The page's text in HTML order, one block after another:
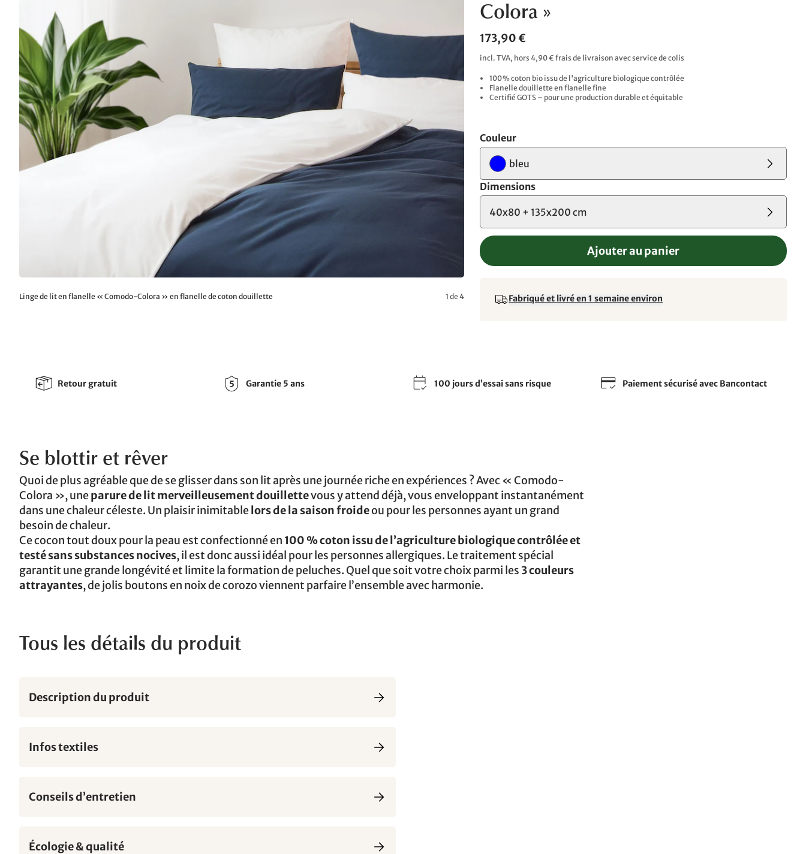
Linge de lit en flanelle « Comodo-Colora » en flanelle de coton douillette 1 de 4
Colora »
173,90 €
incl. TVA, hors 4,90 € frais de livraison avec service de colis
100 % coton bio issu de l'agriculture biologique contrôlée
Flanelle douillette en flanelle fine
Certifié GOTS – pour une production durable et équitable
Couleur
bleu
Dimensions
40x80 + 135x200 cm
Ajouter au panier
Fabriqué et livré en 1 semaine environ
Retour gratuit Garantie 5 ans 100 jours d’essai sans risque Paiement sécurisé avec Bancontact
Se blottir et rêver
Quoi de plus agréable que de se glisser dans son lit après une journée riche en expériences ? Avec « Comodo-
Colora », uneparure de lit merveilleusement douillettevous y attend déjà, vous enveloppant instantanément
dans une chaleur céleste. Un plaisir inimitablelors de la saison froideou pour les personnes ayant un grand
besoin de chaleur.
Ce cocon tout doux pour la peau est confectionné en 100 % coton issu de l’agriculture biologique contrôlée et
testé sans substances nocives, il est donc aussi idéal pour les personnes allergiques. Le traitement spécial
garantit une grande longévité et limite la formation de peluches. Quel que soit votre choix parmi les 3 couleurs
attrayantes, de jolis boutons en noix de corozo viennent parfaire l’ensemble avec harmonie.
Tous les détails du produit
Description du produit
Infos textiles
Conseils d’entretien
Écologie & qualité